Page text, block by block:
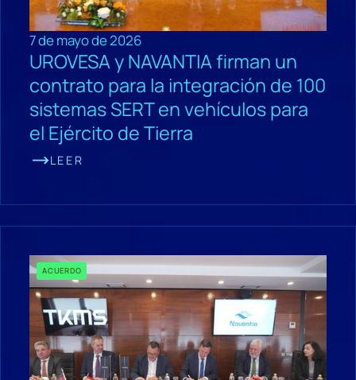
7 de mayo de 2026
UROVESA y NAVANTIA firman un
contrato para la integración de 100
sistemas SERT en vehículos para
el Ejército de Tierra
LEER
ACUERDO